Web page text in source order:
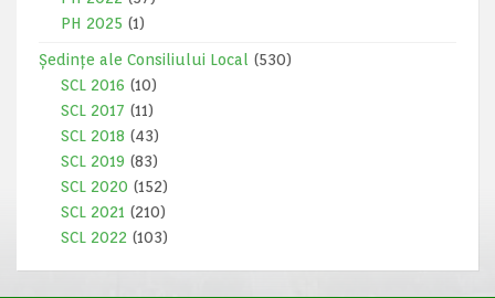
PH 2025 (1)
Ședințe ale Consiliului Local
(530)
SCL 2016 (10)
SCL 2017 (11)
SCL 2018 (43)
SCL 2019 (83)
SCL 2020 (152)
SCL 2021 (210)
SCL 2022 (103)